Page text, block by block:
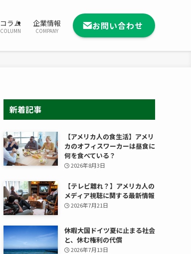
コラム
COLUMN
企業情報
COMPANY お問い合わせ
新着記事
【アメリカ人の食生活】アメリ
カのオフィスワーカーは昼食に
何を食べている？
2026年8月3日
【テレビ離れ？】アメリカ人の
メディア視聴に関する最新情報
2026年7月21日
休暇大国ドイツ――夏に止まる社会
と、休む権利の代償
2026年7月13日